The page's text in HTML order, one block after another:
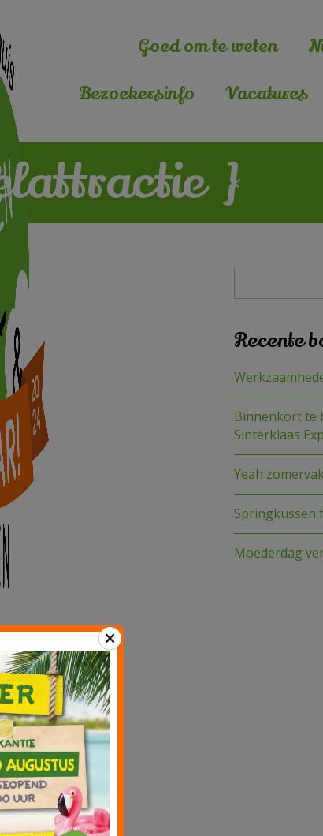
Goed om te weten
Bezoekersinfo
Vacatures
}
Recente
Binnenkort te
Sinterklaas
Yeah
Springkussen
Moederdag